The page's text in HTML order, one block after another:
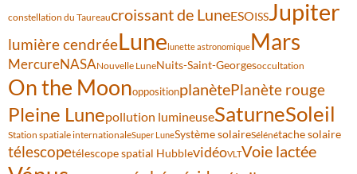
constellation du Taureaucroissant de LuneESOISSJupiter
lumière cendréeLunelunette astronomiqueMars
MercureNASANouvelle LuneNuits-Saint-Georgesoccultation
On the MoonoppositionplanètePlanète rouge
Pleine Lunepollution lumineuseSaturneSoleil
Station spatiale internationaleSuper LuneSystème solaireSélénétache solaire
télescopetélescope spatial HubblevidéoVLTVoie lactée